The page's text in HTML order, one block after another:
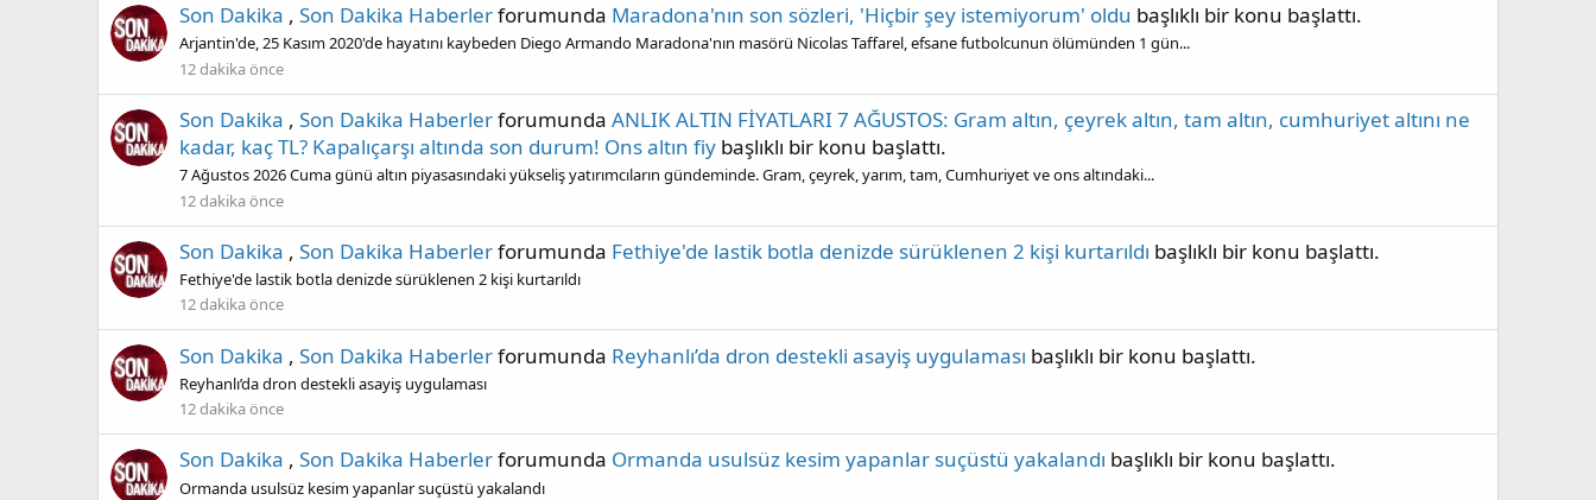
Son Dakika , Son Dakika Haberlerforumunda Maradona'nın son sözleri, 'Hiçbir şey istemiyorum' oldu başlıklı bir konu başlattı.
Arjantin'de, 25 Kasım 2020'de hayatını kaybeden Diego Armando Maradona'nın masörü Nicolas Taffarel, efsane futbolcunun ölümünden 1 gün...
12 dakika önce
Son Dakika , Son Dakika Haberlerforumunda ANLIK ALTIN FİYATLARI 7 AĞUSTOS: Gram altın, çeyrek altın, tam altın, cumhuriyet altını ne
kadar, kaç TL? Kapalıçarşı altında son durum! Ons altın fiy başlıklı bir konu başlattı.
7 Ağustos 2026 Cuma günü altın piyasasındaki yükseliş yatırımcıların gündeminde. Gram, çeyrek, yarım, tam, Cumhuriyet ve ons altındaki...
12 dakika önce
Son Dakika , Son Dakika Haberlerforumunda Fethiye'de lastik botla denizde sürüklenen 2 kişi kurtarıldı başlıklı bir konu başlattı.
Fethiye'de lastik botla denizde sürüklenen 2 kişi kurtarıldı
12 dakika önce
Son Dakika , Son Dakika Haberlerforumunda Reyhanlı’da dron destekli asayiş uygulaması başlıklı bir konu başlattı.
Reyhanlı’da dron destekli asayiş uygulaması
12 dakika önce
Son Dakika , Son Dakika Haberlerforumunda Ormanda usulsüz kesim yapanlar suçüstü yakalandı başlıklı bir konu başlattı.
Ormanda usulsüz kesim yapanlar suçüstü yakalandı